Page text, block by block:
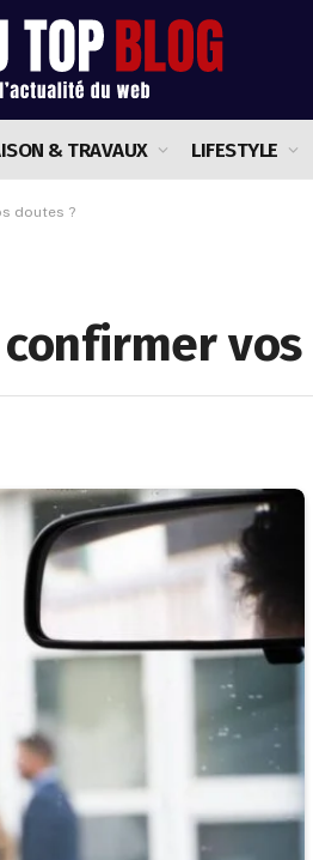
& TRAVAUX LIFESTYLE
doutes ?
vos